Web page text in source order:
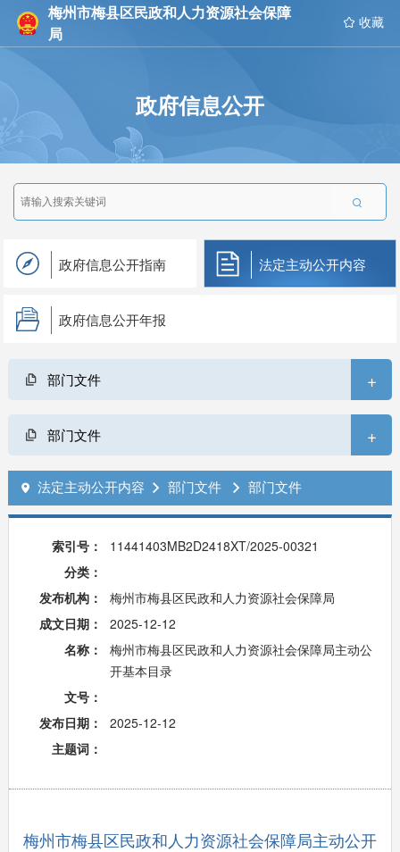
梅州市梅县区民政和人力资源社会保障
局
 收藏
政府信息公开

政府信息公开指南 法定主动公开内容
政府信息公开年报
部门文件 +
部门文件 +
 法定主动公开内容  部门文件  部门文件
索引号：
11441403MB2D2418XT/2025-00321
分类：
发布机构：
梅州市梅县区民政和人力资源社会保障局
成文日期：
2025-12-12
名称：
梅州市梅县区民政和人力资源社会保障局主动公
开基本目录
文号：
发布日期：
2025-12-12
主题词：
梅州市梅县区民政和人力资源社会保障局主动公开